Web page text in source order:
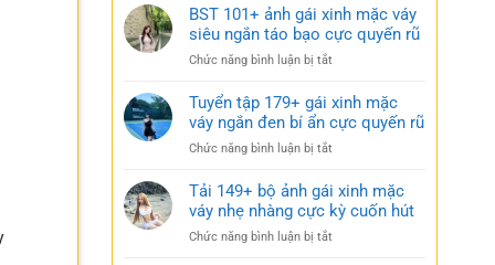
ngắn
trắng
gợi
cảm
Ảnh
gái
xinh
mặc
ngủ
nhẹ
gợi
cảm
BST 101+ ảnh gái xinh mặc váy
siêu ngắn táo bạo cực quyến rũ
Chức năng bình luận bị tắt
101+
ảnh
gái
xinh
váy
siêu
Tuyển tập 179+ gái xinh mặc
váy ngắn đen bí ẩn cực quyến rũ
Chức năng bình luận bị tắt
tập
179+
gái
xinh
Tải 149+ bộ ảnh gái xinh mặc
váy nhẹ nhàng cực kỳ cuốn hút
Chức năng bình luận bị tắt